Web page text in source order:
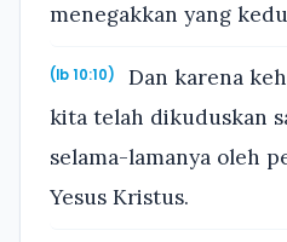
menegakkan yang
(Ib 10:10)
Dan karena
kita telah dikuduskan
selama-lamanya oleh
Yesus Kristus.